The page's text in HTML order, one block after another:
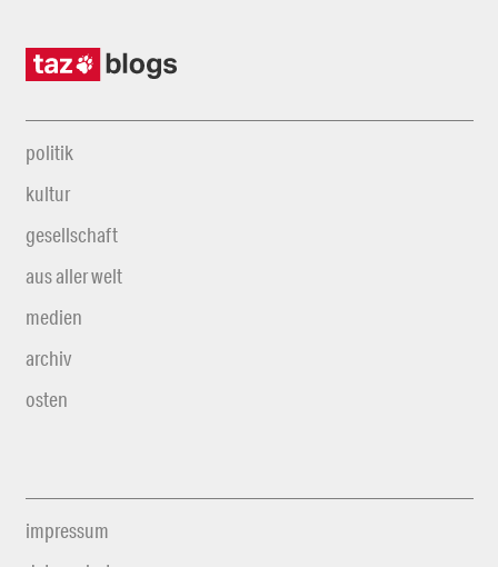
politik
kultur
gesellschaft
aus aller welt
medien
archiv
osten
impressum